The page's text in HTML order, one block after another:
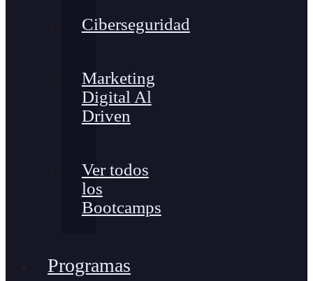
Ciberseguridad
Marketing
Digital Al
Driven
Ver todos
los
Bootcamps
Programas